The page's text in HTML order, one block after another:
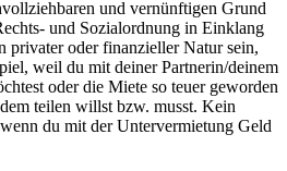
und vernünftigen Grund
und Sozialordnung in Einklang
privater oder finanzieller Natur sein,
weil du mit deiner Partnerin/deinem
oder die Miete so teuer geworden
teilen willst bzw. musst. Kein
du mit der Untervermietung Geld